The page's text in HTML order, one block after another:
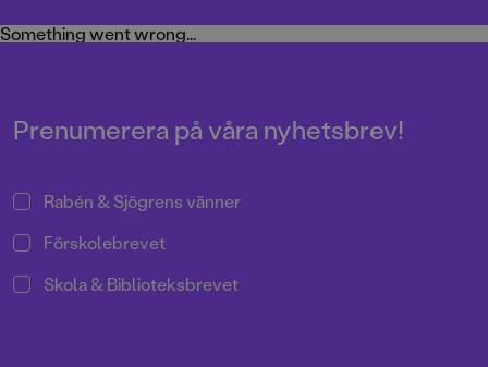
Cookie Policy
Miljö och hållbarhet
Twitter
Something went wrong...
Prenumerera på våra nyhetsbrev!
Rabén & Sjögrens vänner
Förskolebrevet
Skola & Biblioteksbrevet